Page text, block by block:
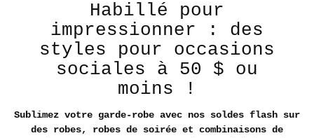
Habillé pour
impressionner : des
styles pour occasions
sociales à 50 $ ou
moins !
Sublimez votre garde-robe avec nos soldes flash sur
des robes, robes de soirée et combinaisons de